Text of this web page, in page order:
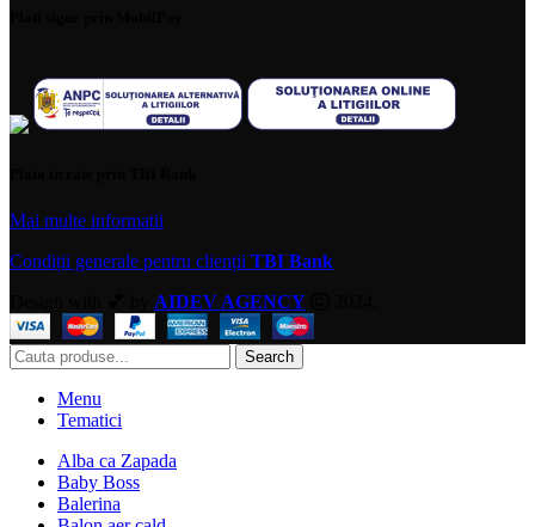
Mai multe informatii
Condiții generale pentru clienții TBI Bank
AIDEV AGENCY
Search
Menu
Tematici
Alba ca Zapada
Baby Boss
Balerina